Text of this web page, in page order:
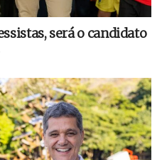
será o candidato